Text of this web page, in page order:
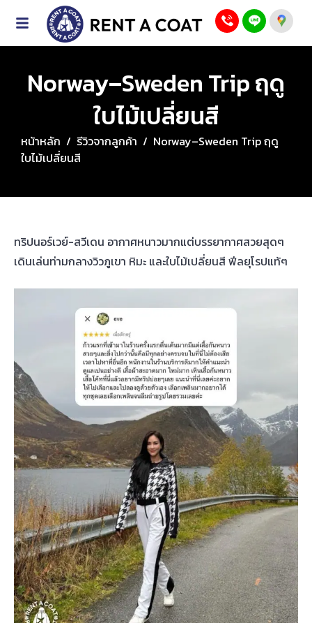
Norway–Sweden Trip ฤดู
ใบไม้เปลี่ยนสี
หน้าหลัก / รีวิวจากลูกค้า / Norway–Sweden Trip ฤดู
ใบไม้เปลี่ยนสี
ทริปนอร์เวย์-สวีเดน อากาศหนาวมากแต่บรรยากาศสวยสุดๆ
เดินเล่นท่ามกลางวิวภูเขา หิมะ และใบไม้เปลี่ยนสี ฟีลยุโรปแท้ๆ